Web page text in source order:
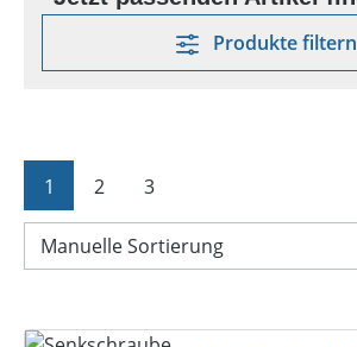
Produkte filtern
Seite
1 Seite
2 Seite
3